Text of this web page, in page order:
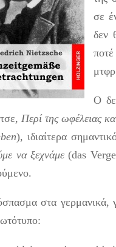
σε
δεν
Ο
Περί της ωφέλειας
), ιδιαίτερα
να ξεχνάμε (das
στα γερμανικά,